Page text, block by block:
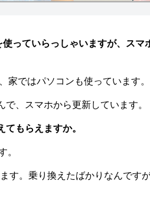
っていらっしゃいますが、スマ
家ではパソコンも使っています。
、スマホから更新しています。
もらえますか。
。
す。乗り換えたばかりなんです